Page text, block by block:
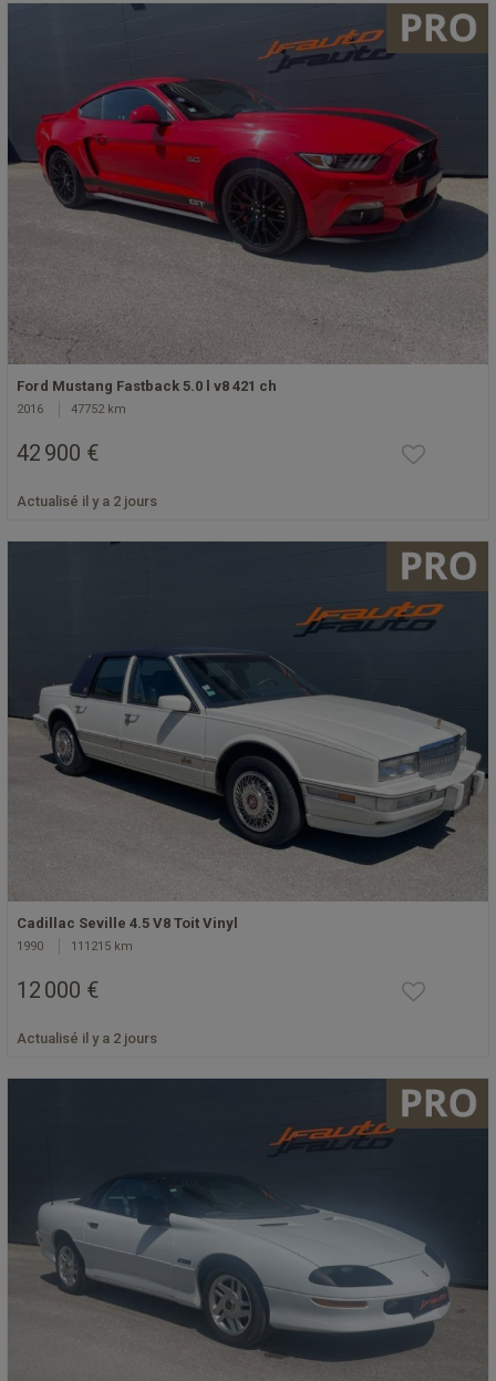
Ford Mustang Fastback 5.0 l v8 421 ch
2016 47752 km
42 900 €
Actualisé il y a 2 jours
Cadillac Seville 4.5 V8 Toit Vinyl
1990 111215 km
12 000 €
Actualisé il y a 2 jours